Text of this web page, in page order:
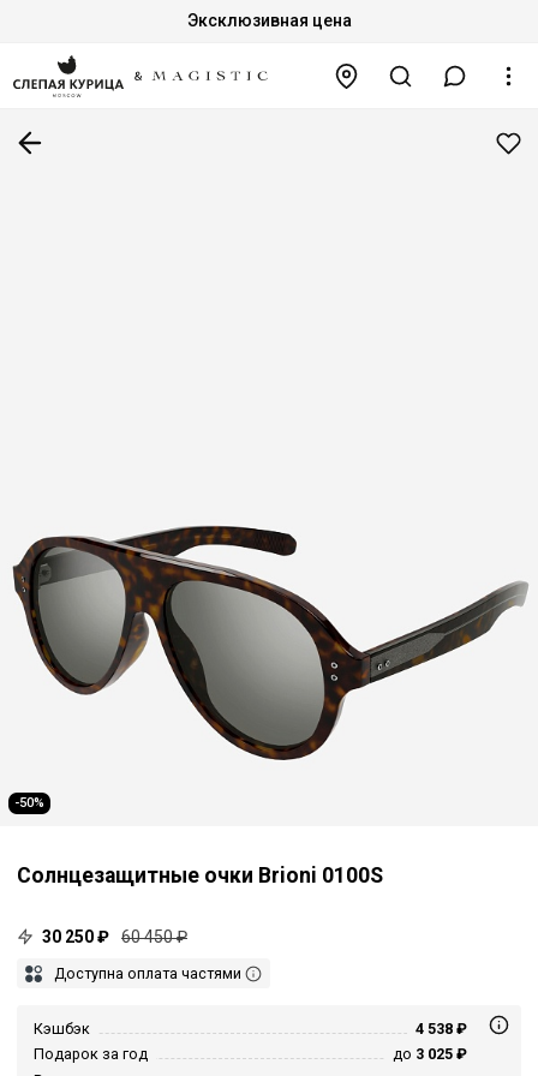
Эксклюзивная цена
-50%
Солнцезащитные очки Brioni 0100S
30 250 ₽ 60 450 ₽
Доступна оплата частями
Кэшбэк
4 538 ₽
Подарок за год
до 3 025 ₽